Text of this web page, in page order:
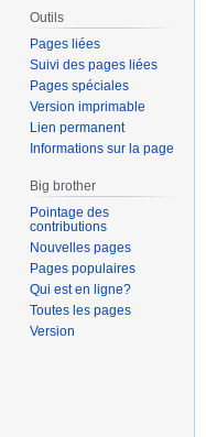
Outils
Pages liées
Suivi des pages liées
Pages spéciales
Version imprimable
Lien permanent
Informations sur la page
Big brother
Pointage des
contributions
Nouvelles pages
Pages populaires
Qui est en ligne?
Toutes les pages
Version